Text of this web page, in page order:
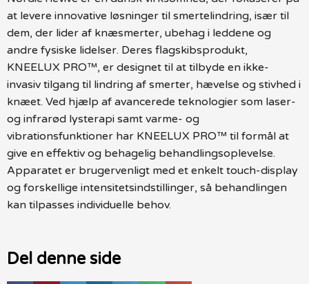
at levere innovative løsninger til smertelindring, især til
dem, der lider af knæsmerter, ubehag i leddene og
andre fysiske lidelser. Deres flagskibsprodukt,
KNEELUX PRO™, er designet til at tilbyde en ikke-
invasiv tilgang til lindring af smerter, hævelse og stivhed i
knæet. Ved hjælp af avancerede teknologier som laser-
og infrarød lysterapi samt varme- og
vibrationsfunktioner har KNEELUX PRO™ til formål at
give en effektiv og behagelig behandlingsoplevelse.
Apparatet er brugervenligt med et enkelt touch-display
og forskellige intensitetsindstillinger, så behandlingen
kan tilpasses individuelle behov.
Del denne side